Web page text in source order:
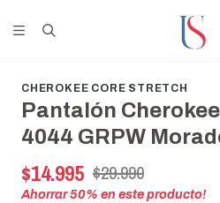
CHEROKEE CORE STRETCH
Pantalón
4044 GRPW
$14.995 $29.990
Ahorrar50% en este producto!